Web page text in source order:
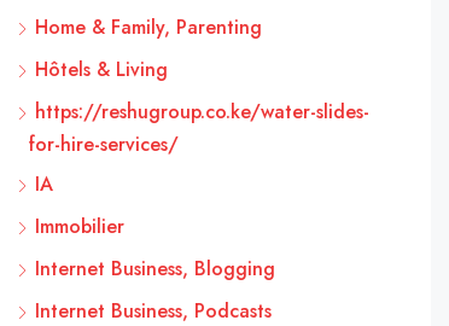
Home & Family, Parenting
Hôtels & Living
https://reshugroup.co.ke/water-slides-
for-hire-services/
IA
Immobilier
Internet Business, Blogging
Internet Business, Podcasts